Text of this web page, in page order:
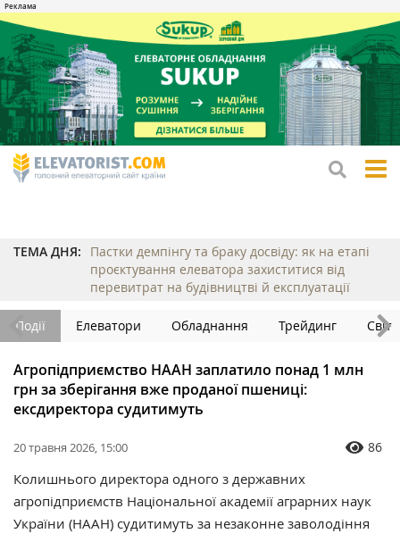
ТЕМА ДНЯ:
Пастки демпінгу та браку досвіду: як на етапі
проєктування елеватора захиститися від
перевитрат на будівництві й експлуатації
Події Елеватори Обладнання Трейдинг Світ
Агропідприємство НААН заплатило понад 1 млн
грн за зберігання вже проданої пшениці:
ексдиректора судитимуть
20 травня 2026, 15:00 86
Колишнього директора одного з державних
агропідприємств Національної академії аграрних наук
України (НААН) судитимуть за незаконне заволодіння